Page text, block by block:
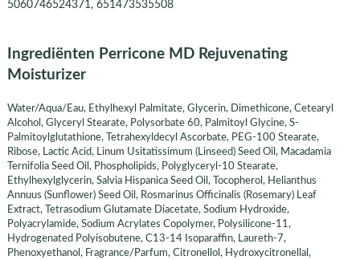
5060746524371, 651473535508
Ingrediënten Perricone MD Rejuvenating
Moisturizer
Water/Aqua/Eau, Ethylhexyl Palmitate, Glycerin, Dimethicone, Cetearyl
Alcohol, Glyceryl Stearate, Polysorbate 60, Palmitoyl Glycine, S-
Palmitoylglutathione, Tetrahexyldecyl Ascorbate, PEG-100 Stearate,
Ribose, Lactic Acid, Linum Usitatissimum (Linseed) Seed Oil, Macadamia
Ternifolia Seed Oil, Phospholipids, Polyglyceryl-10 Stearate,
Ethylhexylglycerin, Salvia Hispanica Seed Oil, Tocopherol, Helianthus
Annuus (Sunflower) Seed Oil, Rosmarinus Officinalis (Rosemary) Leaf
Extract, Tetrasodium Glutamate Diacetate, Sodium Hydroxide,
Polyacrylamide, Sodium Acrylates Copolymer, Polysilicone-11,
Hydrogenated Polyisobutene, C13-14 Isoparaffin, Laureth-7,
Phenoxyethanol, Fragrance/Parfum, Citronellol, Hydroxycitronellal,